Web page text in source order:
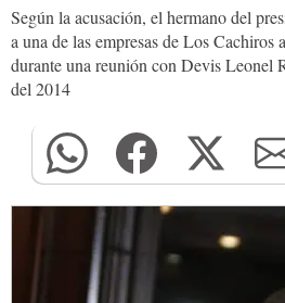
Según la acusación, el hermano del
a una de las empresas de Los Cachiros
durante una reunión con Devis Leonel
del 2014